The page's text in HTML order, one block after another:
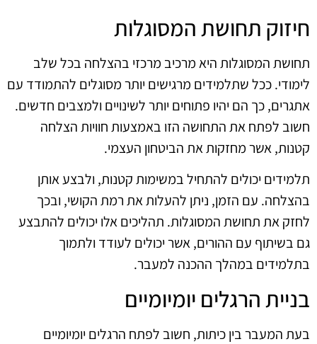
חיזוק תחושת המסוגלות
תחושת המסוגלות היא מרכיב מרכזי בהצלחה בכל שלב
לימודי. ככל שתלמידים מרגישים יותר מסוגלים להתמודד עם
אתגרים, כך הם יהיו פתוחים יותר לשינויים ולמצבים חדשים.
חשוב לפתח את התחושה הזו באמצעות חוויות הצלחה
קטנות, אשר מחזקות את הביטחון העצמי.
תלמידים יכולים להתחיל במשימות קטנות, ולבצע אותן
בהצלחה. עם הזמן, ניתן להעלות את רמת הקושי, ובכך
לחזק את תחושת המסוגלות. תהליכים אלו יכולים להתבצע
גם בשיתוף עם ההורים, אשר יכולים לעודד ולתמוך
בתלמידים במהלך ההכנה למעבר.
בניית הרגלים יומיומיים
בעת המעבר בין כיתות, חשוב לפתח הרגלים יומיומיים